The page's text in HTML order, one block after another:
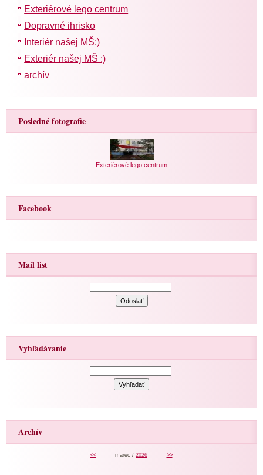
Exteriérové lego centrum
Dopravné ihrisko
Interiér našej MŠ:)
Exteriér našej MŠ :)
archív
Posledné fotografie
Exteriérové lego centrum
Facebook
Mail list
Vyhľadávanie
Archív
<< marec / 2026 >>